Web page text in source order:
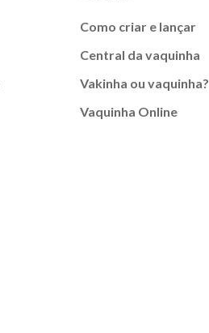
Como criar e lançar
Central da vaquinha
Vakinha ou vaquinha?
Vaquinha Online